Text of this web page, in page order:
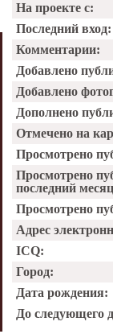
На проекте с:
Последний вход:
Комментарии:
Добавлено
Добавлено
Дополнено
Отмечено на
Просмотрено
Просмотрено
последний
Просмотрено
Адрес
ICQ:
Город:
Дата рождения:
До следующего